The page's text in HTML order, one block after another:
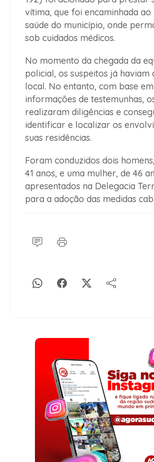
vítima, que foi encaminhada ao
saúde do município, onde
sob cuidados médicos.
No momento da chegada da
policial, os suspeitos já haviam
local. No entanto, com base em
informações de testemunhas,
realizaram diligências e
identificar e localizar os
suas residências.
Foram conduzidos dois
41 anos, e uma mulher, de 46
apresentados na Delegacia
para a adoção das medidas